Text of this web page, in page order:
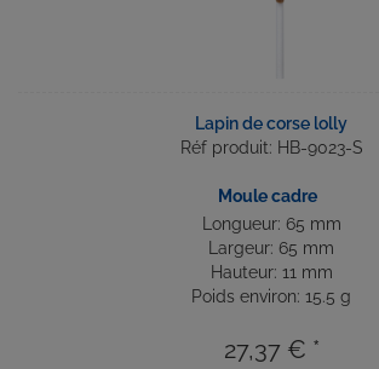
Lapin de corse lolly
Réf produit: HB-9023-S
Moule cadre
Longueur: 65 mm
Largeur: 65 mm
Hauteur: 11 mm
Poids environ: 15.5 g
27,37 € *